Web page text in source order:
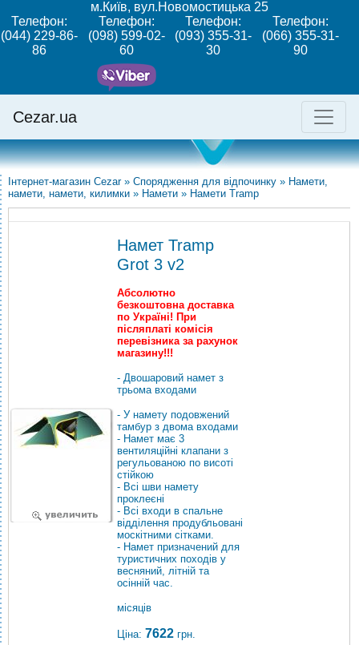
м.Київ, вул.Новомостицька 25
Телефон:
(044) 229-86-
86
Телефон:
(098) 599-02-
60
Телефон:
(093) 355-31-
30
Телефон:
(066) 355-31-
90
Cezar.ua
Інтернет-магазин Cezar » Спорядження для відпочинку » Намети,
намети, намети, килимки » Намети » Намети Tramp
Намет Tramp
Grot 3 v2
Абсолютно
безкоштовна доставка
по Україні! При
післяплаті комісія
перевізника за рахунок
магазину!!!
- Двошаровий намет з
трьома входами
- У намету подовжений
тамбур з двома входами
- Намет має 3
вентиляційні клапани з
регульованою по висоті
стійкою
- Всі шви намету
проклеєні
- Всі входи в спальне
відділення продубльовані
москітними сітками.
- Намет призначений для
туристичних походів у
весняний, літній та
осінній час.
місяців
Ціна: 7622 грн.